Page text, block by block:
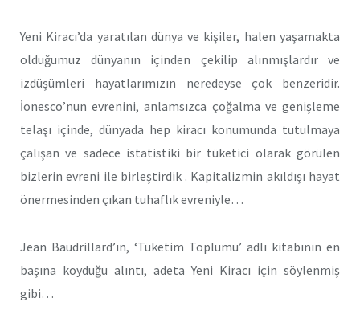
Yeni Kiracı’da yaratılan dünya ve kişiler, halen yaşamakta
olduğumuz dünyanın içinden çekilip alınmışlardır ve
izdüşümleri hayatlarımızın neredeyse çok benzeridir.
İonesco’nun evrenini, anlamsızca çoğalma ve genişleme
telaşı içinde, dünyada hep kiracı konumunda tutulmaya
çalışan ve sadece istatistiki bir tüketici olarak görülen
bizlerin evreni ile birleştirdik . Kapitalizmin akıldışı hayat
önermesinden çıkan tuhaflık evreniyle…
Jean Baudrillard’ın, ‘Tüketim Toplumu’ adlı kitabının en
başına koyduğu alıntı, adeta Yeni Kiracı için söylenmiş
gibi…